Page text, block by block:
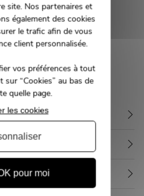
Largeur
d'assise :
37.5 cm
site. Nos partenaires et
également des cookies
le trafic afin de vous
client personnalisée.
vos préférences à tout
sur “Cookies” au bas de
quelle page.
pour moi
les cookies